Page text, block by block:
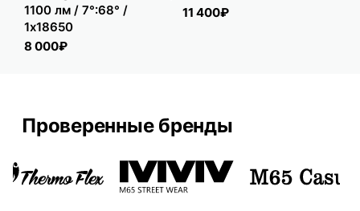
1100 лм / 7°:68° /
1x18650
8 000₽
11 400₽
Проверенные бренды